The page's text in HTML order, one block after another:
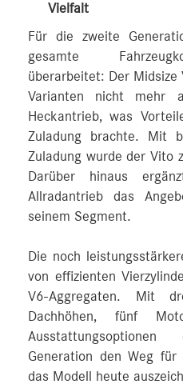
Vielfalt
Für die zweite
gesamte
überarbeitet: Der
Varianten nicht mehr
Heckantrieb, was
Zuladung brachte. Mit
Zuladung wurde der Vito
Darüber hinaus
Allradantrieb das
seinem Segment.
Die noch
von effizienten
V6-Aggregaten. Mit
Dachhöhen, fünf
Generation den Weg
das Modell heute